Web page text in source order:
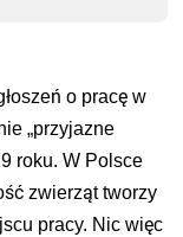
o pracę w
„przyjazne
roku. W Polsce
zwierząt tworzy
pracy. Nic więc